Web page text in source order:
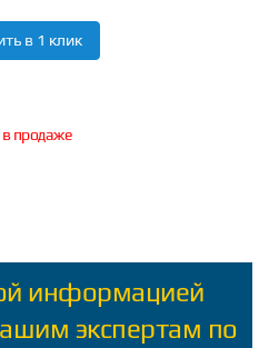
в 1 клик
в продаже
информацией
экспертам по